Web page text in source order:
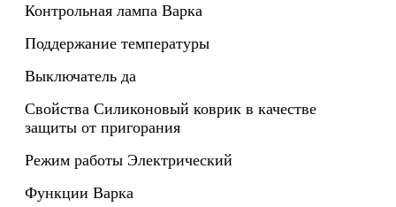
Контрольная лампа Варка
Поддержание температуры
Выключатель да
Свойства Силиконовый коврик в качестве
защиты от пригорания
Режим работы Электрический
Функции Варка